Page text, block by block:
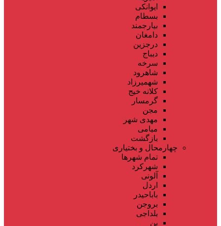
ایوانکی
بسطام
بیارجمند
دامغان
درجزین
دیباج
سرخه
شاهرود
شهمیرزاد
کلاته خیج
گرمسار
مجن
مهدی شهر
میامی
بازگشت
چهارمحال و بختیاری
تمام شهر‌ها
شهرکرد
آلونی
اردل
باباحیدر
بروجن
بلداجی
بن